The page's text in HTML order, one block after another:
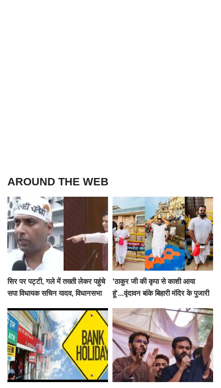
AROUND THE WEB
सिर पर पट्टी, गले में तख्ती लेकर पहुंचे
सपा विधायक सचिन यादव, विधानसभा
निलंबित
'ठाकुर जी की कृपा से काशी आया
हूं'...वृंदावन बांके बिहारी मंदिर के पुजारी
जलाभिषेक